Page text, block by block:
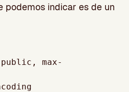
podemos indicar es de un
max-